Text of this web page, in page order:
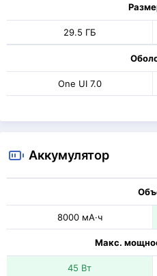
29.5 ГБ
One UI 7.0
Аккумулятор
8000 мА·ч
Макс.
45 Вт